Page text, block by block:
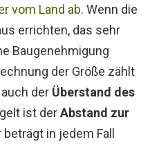
vom Land ab. Wenn die
errichten, das sehr
Baugenehmigung
der Größe zählt
der Überstand des
ist derAbstand zur
beträgt in jedem Fall